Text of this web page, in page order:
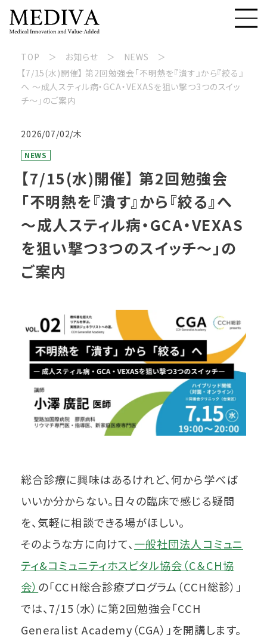
TOP お知らせ
NEWS
【7/15(水)開催】 第2回勉強会「不明熱を『潰す』から『絞る』
へ 〜成人スティル病・GCA・VEXASを狙い撃つ3つのスイッ
チ〜」のご案内
2026/07/02/木
NEWS
【7/15(水)開催】 第2回勉強会
「不明熱を『潰す』から『絞る』へ
〜成人スティル病・GCA・VEXAS
を狙い撃つ3つのスイッチ〜」の
ご案内
総合診療に興味はあるけれど、何から学べば
いいか分からない。日々の臨床で感じる疑問
を、気軽に相談できる場がほしい。
そのような方に向けて、 一般社団法人コミュニ
ティ&コミュニティホスピタル協会（C＆CH協
会） の「CCH総合診療プログラム（CCH総診）」
では、7/15（水）に第2回勉強会「CCH
Generalist Academy（CGA）」を開講します。